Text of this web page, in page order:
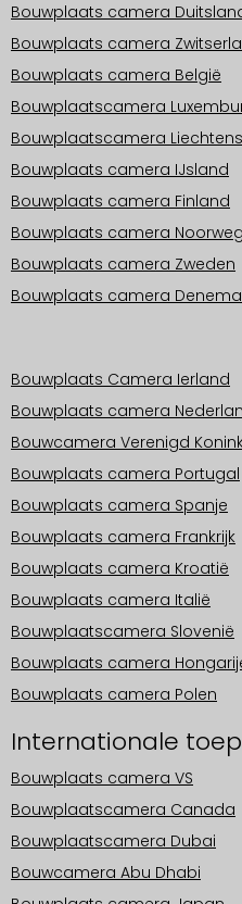
Bouwplaats camera
Bouwplaats camera
Bouwplaats camera België
Bouwplaatscamera
Bouwplaatscamera
Bouwplaats camera IJsland
Bouwplaats camera Finland
Bouwplaats camera
Bouwplaats camera Zweden
Bouwplaats camera
Bouwplaats Camera Ierland
Bouwplaats camera
Bouwcamera Verenigd
Bouwplaats camera Portugal
Bouwplaats camera Spanje
Bouwplaats camera Frankrijk
Bouwplaats camera Kroatië
Bouwplaats camera Italië
Bouwplaatscamera Slovenië
Bouwplaats camera
Bouwplaats camera Polen
Internationale
Bouwplaats camera VS
Bouwplaatscamera Canada
Bouwplaatscamera Dubai
Bouwcamera Abu Dhabi